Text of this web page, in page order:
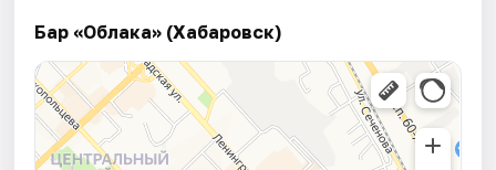
Бар «Облака» (Хабаровск)